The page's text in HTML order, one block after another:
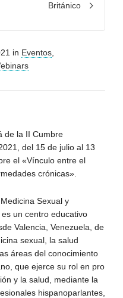
Británico
in Eventos
de la II Cumbre
del 15 de julio al 13
el «Vínculo entre el
crónicas».
Sexual y
es un centro educativo
Valencia, Venezuela, de
sexual, la salud
áreas del conocimiento
que ejerce su rol en pro
y la salud, mediante la
hispanoparlantes,